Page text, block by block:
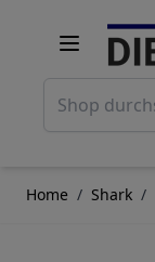
Home / Shark /